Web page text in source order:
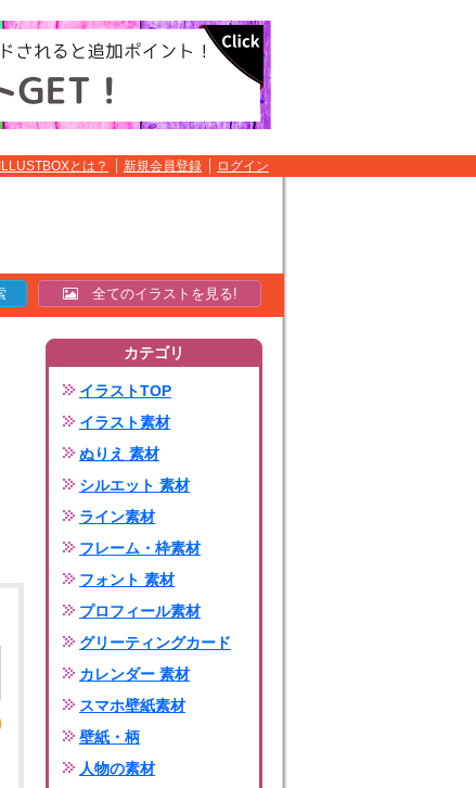
ILLUSTBOXとは？ 新規会員登録 ログイン
全てのイラストを見る!
カテゴリ
イラストTOP
イラスト素材
ぬりえ 素材
シルエット 素材
ライン素材
フレーム・枠素材
フォント 素材
プロフィール素材
グリーティングカード
カレンダー 素材
スマホ壁紙素材
壁紙・柄
人物の素材